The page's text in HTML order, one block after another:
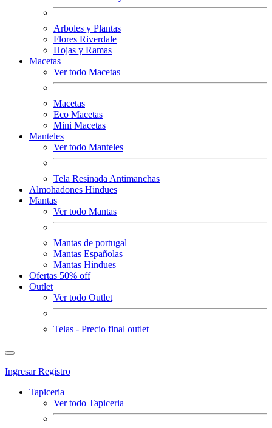
Arboles y Plantas
Flores Riverdale
Hojas y Ramas
Macetas
Ver todo Macetas
Macetas
Eco Macetas
Mini Macetas
Manteles
Ver todo Manteles
Tela Resinada Antimanchas
Almohadones Hindues
Mantas
Ver todo Mantas
Mantas de portugal
Mantas Españolas
Mantas Hindues
Ofertas 50% off
Outlet
Ver todo Outlet
Telas - Precio final outlet
IngresarRegistro
Tapiceria
Ver todo Tapiceria